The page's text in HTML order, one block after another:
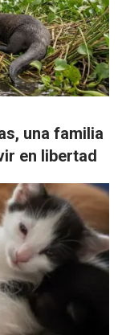
una familia
en libertad